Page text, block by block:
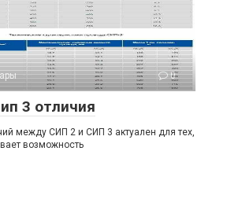
0
3 отличия
между СИП 2 и СИП 3 актуален для тех,
возможность